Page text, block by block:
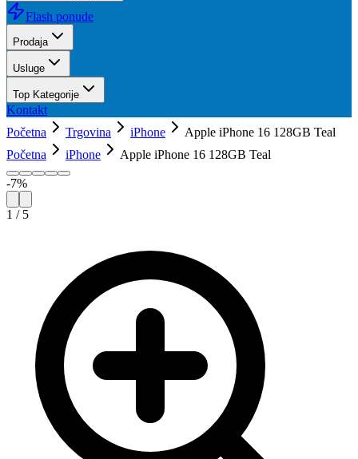
Flash ponude
Prodaja
Usluge
Top Kategorije
Kontakt
Početna
Trgovina iPhone
Apple iPhone 16 128GB Teal
Početna
iPhone Apple iPhone 16 128GB Teal
-7%
1 / 5